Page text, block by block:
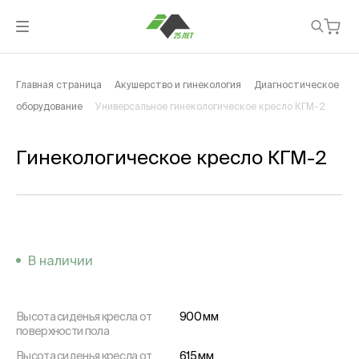
Главная страница Акушерство и гинекология Диагностическое
оборудование Универсальное гинекологическое кресло КГМ-2
Гинекологическое кресло КГМ-2
В наличии
Высота сиденья кресла от
поверхности пола
900 мм
Высота сиденья кресла от
615 мм